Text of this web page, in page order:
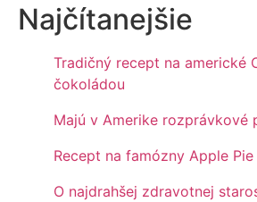
Najčítanejšie
Tradičný recept na americké
čokoládou
Majú v Amerike rozprávkové
Recept na famózny Apple Pie
O najdrahšej zdravotnej